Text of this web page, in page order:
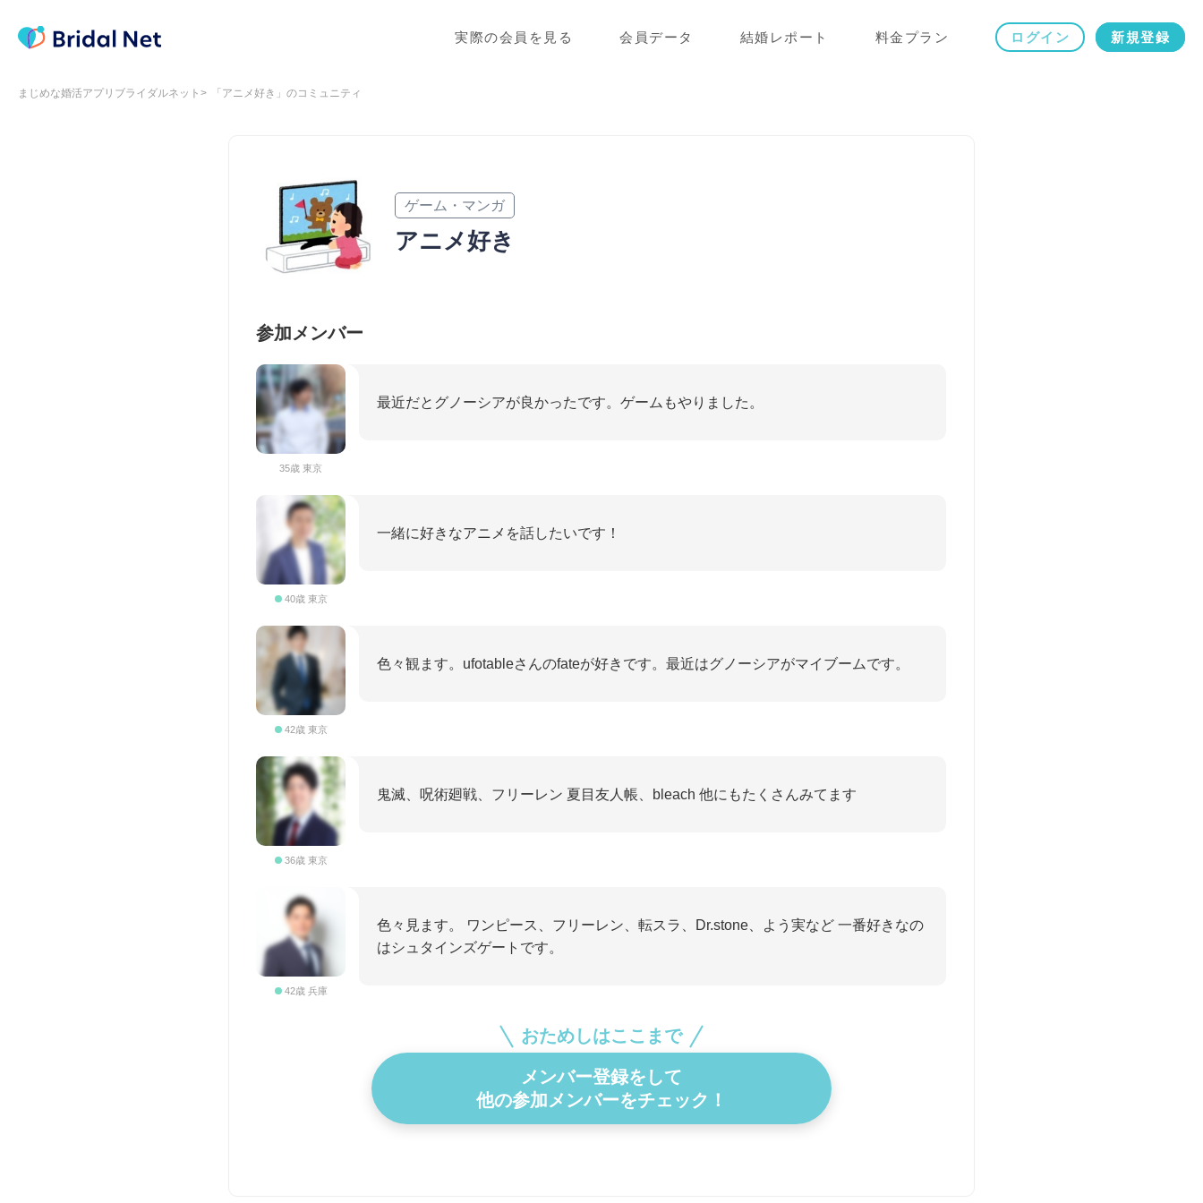
実際の会員を見る 会員データ 結婚レポート 料金プラン ログイン 新規登録
まじめな婚活アプリブライダルネット 「アニメ好き」のコミュニティ
ゲーム・マンガ
アニメ好き
参加メンバー
35歳 東京
最近だとグノーシアが良かったです。ゲームもやりました。
40歳 東京
一緒に好きなアニメを話したいです！
42歳 東京
色々観ます。ufotableさんのfateが好きです。最近はグノーシアがマイブームです。
36歳 東京
鬼滅、呪術廻戦、フリーレン 夏目友人帳、bleach 他にもたくさんみてます
42歳 兵庫
色々見ます。 ワンピース、フリーレン、転スラ、Dr.stone、よう実など 一番好きなの
はシュタインズゲートです。
おためしはここまで
メンバー登録をして
他の参加メンバーをチェック！